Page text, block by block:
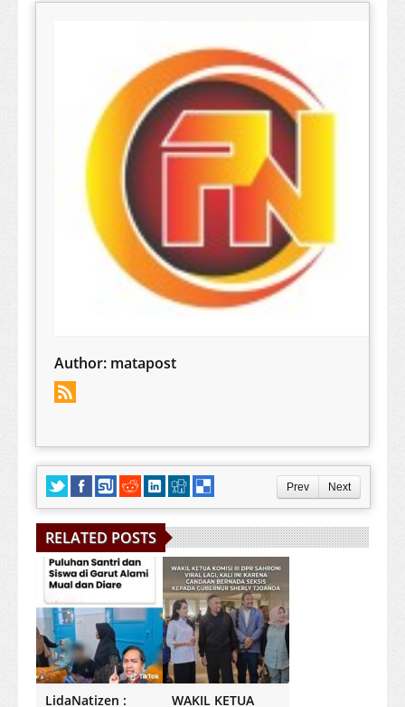
Author: matapost
Prev Next
RELATED POSTS
LidaNatizen :
WAKIL KETUA